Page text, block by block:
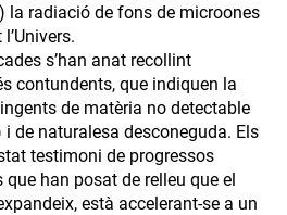
la radiació de fons de microones
s’han anat recollint
contundents, que indiquen la
de matèria no detectable
de naturalesa desconeguda. Els
testimoni de progressos
han posat de relleu que el
està accelerant-se a un